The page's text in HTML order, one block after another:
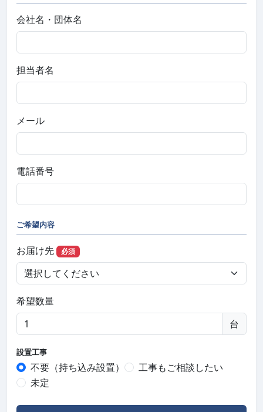
会社名・団体名
担当者名
メール
電話番号
ご希望内容
お届け先 必須
希望数量
台
設置工事
不要（持ち込み設置）
工事もご相談したい
未定